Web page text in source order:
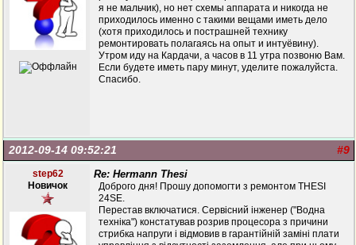
я не мальчик), но нет схемы аппарата и никогда не
приходилось именно с такими вещами иметь дело
(хотя приходилось и пострашней технику
ремонтировать полагаясь на опыт и интуёвину).
Утром иду на Кардачи, а часов в 11 утра позвоню Вам.
Если будете иметь пару минут, уделите пожалуйста.
Спасибо.
#9
2012-09-14 09:52:21
step62
Новичок
Re: Hermann Thesi
Доброго дня! Прошу допомогти з ремонтом THESI
24SE.
Перестав включатися. Сервісний інженер ("Водна
техніка") констатував розрив процесора з причини
стрибка напруги і відмовив в гарантійній заміні плати